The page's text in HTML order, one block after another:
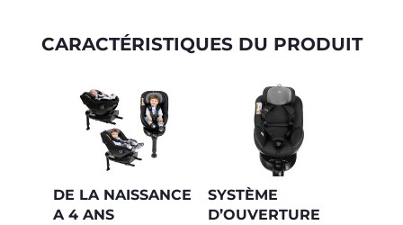
CARACTÉRISTIQUES DU PRODUIT
DE LA NAISSANCE
A 4 ANS
SYSTÈME
D’OUVERTURE